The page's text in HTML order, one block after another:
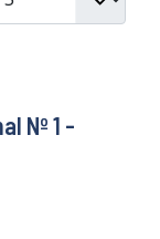
Nº 1 -